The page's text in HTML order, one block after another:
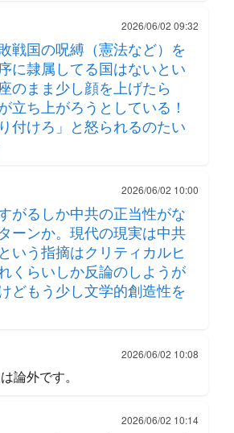
2026/06/02 09:32
戦国の呪縛（憲法など）を
に隷属してる国はないとい
のまま少し顔を上げたら
立ち上がろうとしている！
付けろ」と怒られるのたい
2026/06/02 10:00
がるしか中共の正当性がな
ーンか。現代の現実は中共
いう指摘はクリティカルヒ
くらいしか反論のしようが
どもう少し文学的創造性を
2026/06/02 10:08
論外です。
2026/06/02 10:14